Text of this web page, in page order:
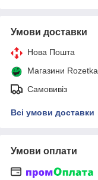
Умови доставки
Нова Пошта
Магазини Rozetka
Самовивіз
Всі умови доставки
Умови оплати